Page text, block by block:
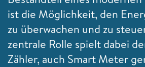
ist die Möglichkeit, den
zu überwachen und zu
zentrale Rolle spielt dabei
Zähler, auch Smart Meter